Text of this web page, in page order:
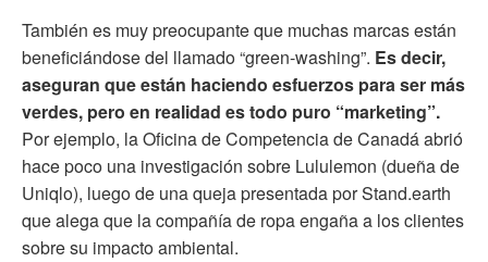
También es muy preocupante que muchas marcas están
beneficiándose del llamado “green-washing”. Es decir,
aseguran que están haciendo esfuerzos para ser más
verdes, pero en realidad es todo puro “marketing”.
Por ejemplo, la Oficina de Competencia de Canadá abrió
hace poco una investigación sobre Lululemon (dueña de
Uniqlo), luego de una queja presentada por Stand.earth
que alega que la compañía de ropa engaña a los clientes
sobre su impacto ambiental.